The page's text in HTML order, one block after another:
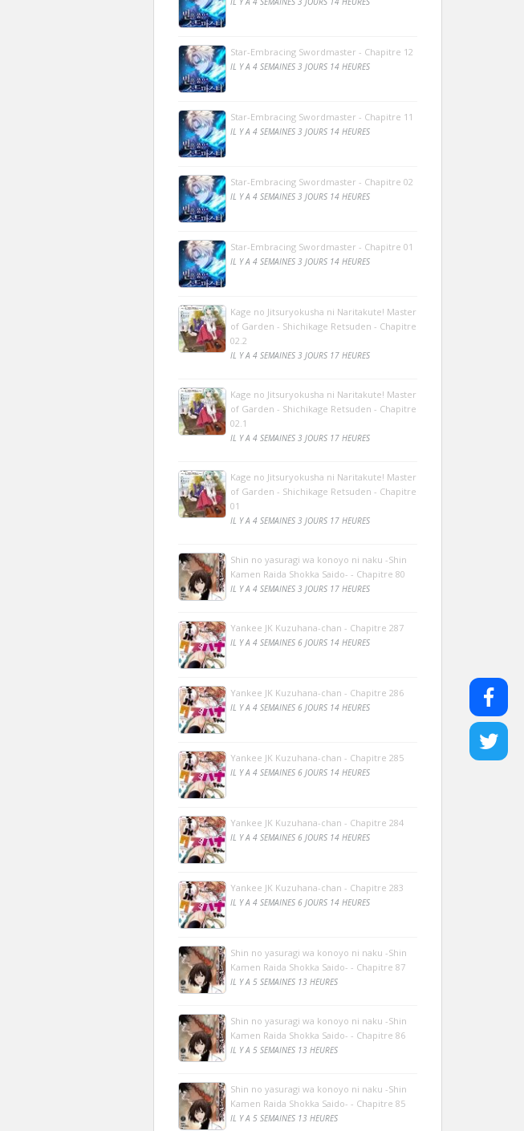
Star-Embracing Swordmaster - Chapitre 12
IL Y A 4 SEMAINES 3 JOURS 14 HEURES
Star-Embracing Swordmaster - Chapitre 11
IL Y A 4 SEMAINES 3 JOURS 14 HEURES
Star-Embracing Swordmaster - Chapitre 02
IL Y A 4 SEMAINES 3 JOURS 14 HEURES
Star-Embracing Swordmaster - Chapitre 01
IL Y A 4 SEMAINES 3 JOURS 14 HEURES
Kage no Jitsuryokusha ni Naritakute! Master
of Garden - Shichikage Retsuden - Chapitre
02.2
IL Y A 4 SEMAINES 3 JOURS 17 HEURES
Kage no Jitsuryokusha ni Naritakute! Master
of Garden - Shichikage Retsuden - Chapitre
02.1
IL Y A 4 SEMAINES 3 JOURS 17 HEURES
Kage no Jitsuryokusha ni Naritakute! Master
of Garden - Shichikage Retsuden - Chapitre
01
IL Y A 4 SEMAINES 3 JOURS 17 HEURES
Shin no yasuragi wa konoyo ni naku -Shin
Kamen Raida Shokka Saido- - Chapitre 80
IL Y A 4 SEMAINES 3 JOURS 17 HEURES
Yankee JK Kuzuhana-chan - Chapitre 287
IL Y A 4 SEMAINES 6 JOURS 14 HEURES
Yankee JK Kuzuhana-chan - Chapitre 286
IL Y A 4 SEMAINES 6 JOURS 14 HEURES
Yankee JK Kuzuhana-chan - Chapitre 285
IL Y A 4 SEMAINES 6 JOURS 14 HEURES
Yankee JK Kuzuhana-chan - Chapitre 284
IL Y A 4 SEMAINES 6 JOURS 14 HEURES
Yankee JK Kuzuhana-chan - Chapitre 283
IL Y A 4 SEMAINES 6 JOURS 14 HEURES
Shin no yasuragi wa konoyo ni naku -Shin
Kamen Raida Shokka Saido- - Chapitre 87
IL Y A 5 SEMAINES 13 HEURES
Shin no yasuragi wa konoyo ni naku -Shin
Kamen Raida Shokka Saido- - Chapitre 86
IL Y A 5 SEMAINES 13 HEURES
Shin no yasuragi wa konoyo ni naku -Shin
Kamen Raida Shokka Saido- - Chapitre 85
IL Y A 5 SEMAINES 13 HEURES